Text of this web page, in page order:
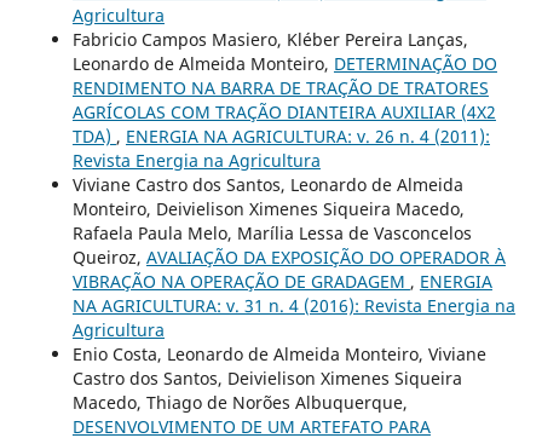
Agricultura
Fabricio Campos Masiero, Kléber Pereira Lanças,
Leonardo de Almeida Monteiro, DETERMINAÇÃO DO
RENDIMENTO NA BARRA DE TRAÇÃO DE TRATORES
AGRÍCOLAS COM TRAÇÃO DIANTEIRA AUXILIAR (4X2
TDA) , ENERGIA NA AGRICULTURA: v. 26 n. 4 (2011):
Revista Energia na Agricultura
Viviane Castro dos Santos, Leonardo de Almeida
Monteiro, Deivielison Ximenes Siqueira Macedo,
Rafaela Paula Melo, Marília Lessa de Vasconcelos
Queiroz, AVALIAÇÃO DA EXPOSIÇÃO DO OPERADOR À
VIBRAÇÃO NA OPERAÇÃO DE GRADAGEM , ENERGIA
NA AGRICULTURA: v. 31 n. 4 (2016): Revista Energia na
Agricultura
Enio Costa, Leonardo de Almeida Monteiro, Viviane
Castro dos Santos, Deivielison Ximenes Siqueira
Macedo, Thiago de Norões Albuquerque,
DESENVOLVIMENTO DE UM ARTEFATO PARA